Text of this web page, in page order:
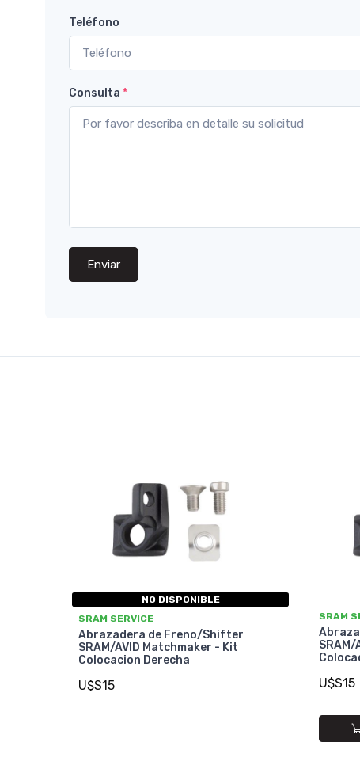
Teléfono
Consulta *
Enviar
NO DISPONIBLE
SRAM SERVICE
Abrazadera de Freno/Shifter
SRAM/AVID Matchmaker - Kit
Colocacion Derecha
U$S15
SRAM
U$S15